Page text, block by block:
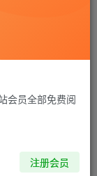
会员全部免费阅
注册会员